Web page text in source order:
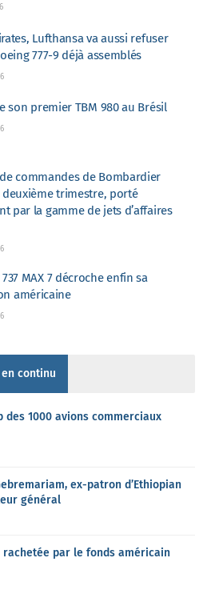
Lufthansa va aussi refuser
777-9 déjà assemblés
son premier TBM 980 au Brésil
commandes de Bombardier
trimestre, porté
par la gamme de jets d’affaires
MAX 7 décroche enfin sa
américaine
continu
1000 avions commerciaux
ex-patron d’Ethiopian
général
rachetée par le fonds américain